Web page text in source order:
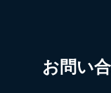
お問い